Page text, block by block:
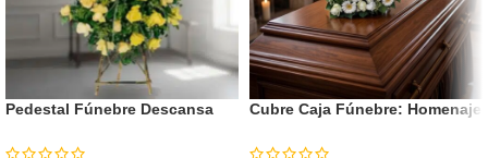
Pedestal Fúnebre Descansa
Cubre Caja Fúnebre: Homenaje